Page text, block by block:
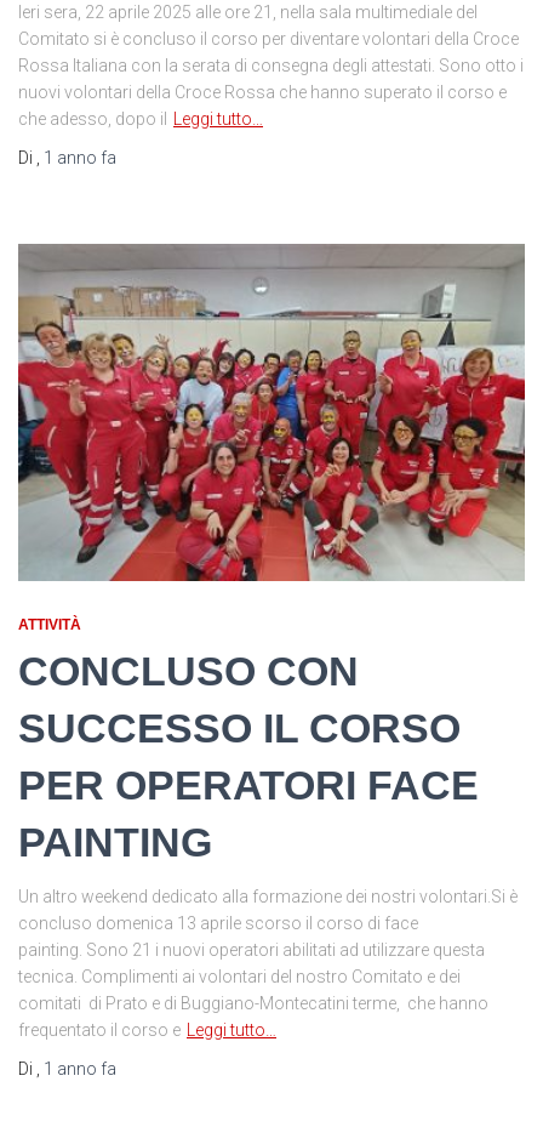
Ieri sera, 22 aprile 2025 alle ore 21, nella sala multimediale del
Comitato si è concluso il corso per diventare volontari della Croce
Rossa Italiana con la serata di consegna degli attestati. Sono otto i
nuovi volontari della Croce Rossa che hanno superato il corso e
che adesso, dopo il
Leggi tutto…
Di
1 anno fa
ATTIVITÀ
CONCLUSO CON
SUCCESSO IL CORSO
PER OPERATORI FACE
PAINTING
Un altro weekend dedicato alla formazione dei nostri volontari.Si è
concluso domenica 13 aprile scorso il corso di face
painting. Sono 21 i nuovi operatori abilitati ad utilizzare questa
tecnica. Complimenti ai volontari del nostro Comitato e dei
comitati di Prato e di Buggiano-Montecatini terme, che hanno
frequentato il corso e Leggi tutto…
Di , 1 anno fa